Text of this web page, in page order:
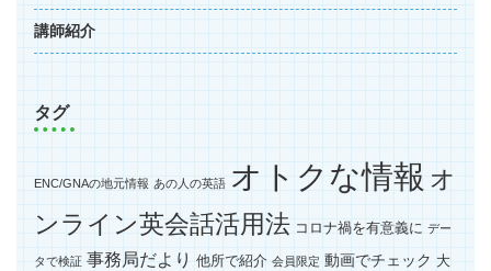
講師紹介
タグ
ENC/GNAの地元情報 あの人の英語 オトクな情報 オ
ンライン英会話活用法 コロナ禍を有意義に デー
タで検証 事務局だより 他所で紹介 会員限定 動画でチェック 大